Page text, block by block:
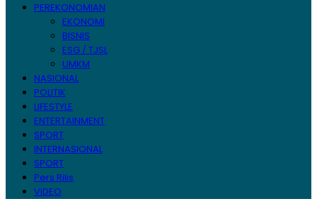
PEREKONOMIAN
EKONOMI
BISNIS
ESG / TJSL
UMKM
NASIONAL
POLITIK
LIFESTYLE
ENTERTAINMENT
SPORT
INTERNASIONAL
SPORT
Pers Rilis
VIDEO